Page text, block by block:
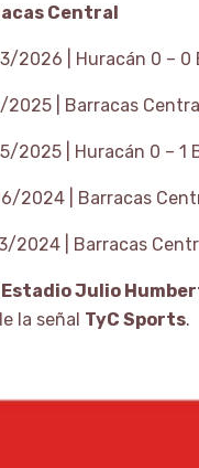
Central
2026 | Huracán 0 – 0
| Barracas
2025 | Huracán 0 – 1
2024 | Barracas
2024 | Barracas
Estadio Julio
la señal TyC Sports.